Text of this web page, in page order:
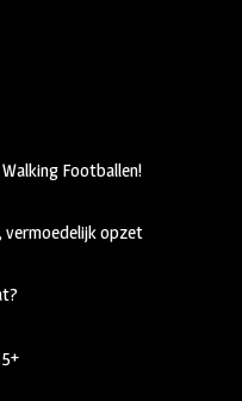
Footballen!
vermoedelijk opzet